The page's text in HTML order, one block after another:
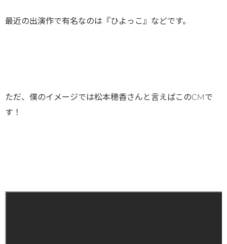
最近の出演作で有名なのは『ひよっこ』などです。
ただ、僕のイメージでは松本穂香さんと言えばこのCMで
す！